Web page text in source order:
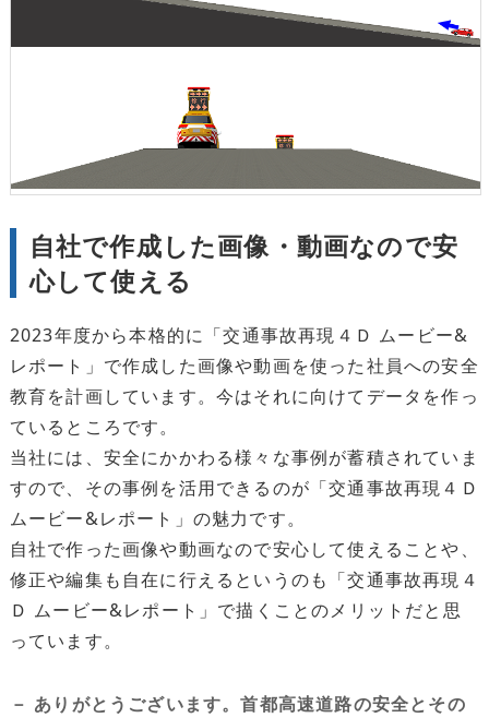
自社で作成した画像・動画なので安
心して使える
2023年度から本格的に「交通事故再現４Ｄ ムービー&
レポート」で作成した画像や動画を使った社員への安全
教育を計画しています。今はそれに向けてデータを作っ
ているところです。
当社には、安全にかかわる様々な事例が蓄積されていま
すので、その事例を活用できるのが「交通事故再現４Ｄ
ムービー&レポート」の魅力です。
自社で作った画像や動画なので安心して使えることや、
修正や編集も自在に行えるというのも「交通事故再現４
Ｄ ムービー&レポート」で描くことのメリットだと思
っています。
－ ありがとうございます。首都高速道路の安全とその